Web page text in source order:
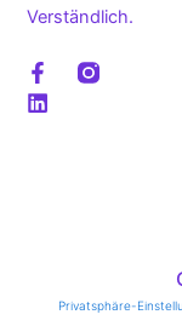
Verständlich.
F
a
c
L
i
n
Privatsphäre-